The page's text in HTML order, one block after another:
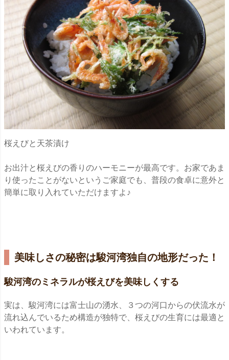
桜えびと天茶漬け
お出汁と桜えびの香りのハーモニーが最高です。お家であま
り使ったことがないというご家庭でも、普段の食卓に意外と
簡単に取り入れていただけますよ♪
美味しさの秘密は駿河湾独自の地形だった！
駿河湾のミネラルが桜えびを美味しくする
実は、駿河湾には富士山の湧水、３つの河口からの伏流水が
流れ込んでいるため構造が独特で、桜えびの生育には最適と
いわれています。